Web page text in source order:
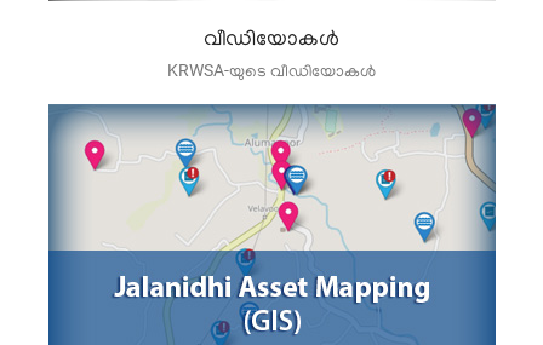
വീഡിയോകൾ
KRWSA-യുടെ വീഡിയോകൾ